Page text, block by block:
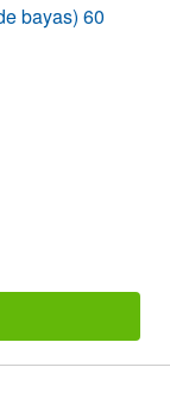
bayas) 60